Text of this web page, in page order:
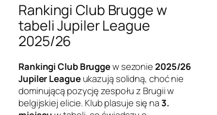
Rankingi Club Brugge w
tabeli Jupiler League
2025/26
Rankingi Club Bruggew sezonie 2025/26
Jupiler Leagueukazują solidną, choć nie
dominującą pozycję zespołu z Brugii w
belgijskiej elicie. Klub plasuje się na 3.